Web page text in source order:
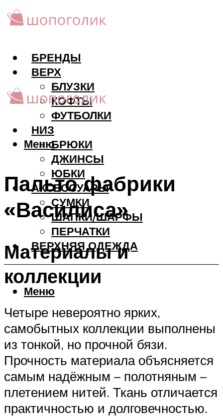
БРЕНДЫ
ВЕРХ
БЛУЗКИ
КОФТЫ
ФУТБОЛКИ
НИЗ
БРЮКИ
ДЖИНСЫ
ЮБКИ
АКCЕССУАРЫ
СУМКИ
ШАПКИ/ШАРФЫ
ПЕРЧАТКИ
ВЕРХНЯЯ ОДЕЖДА
Меню
Меню
Пальто фабрики
«Василиса»
Материалы и
коллекции
Четыре невероятно ярких,
самобытных коллекции выполнены
из тонкой, но прочной бязи.
Прочность материала объясняется
самым надёжным – полотняным –
плетением нитей. Ткань отличается
практичностью и долговечностью.